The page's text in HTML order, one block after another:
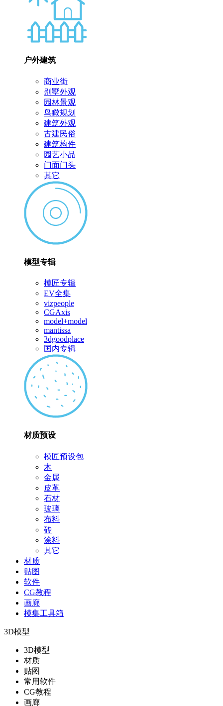
户外建筑
商业街
别墅外观
园林景观
鸟瞰规划
建筑外观
古建民俗
建筑构件
园艺小品
门面门头
其它
模型专辑
模匠专辑
EV全集
vizpeople
CGAxis
model+model
mantissa
3dgoodplace
国内专辑
材质预设
模匠预设包
木
金属
皮革
石材
玻璃
布料
砖
涂料
其它
材质
贴图
软件
CG教程
画廊
模集工具箱
3D模型
3D模型
材质
贴图
常用软件
CG教程
画廊